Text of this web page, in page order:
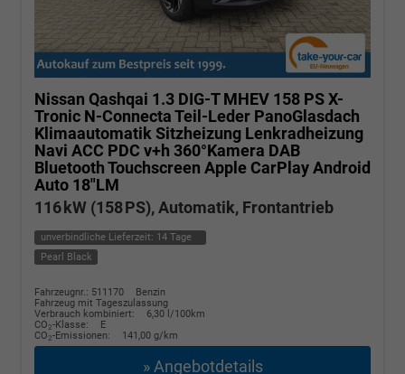
Nissan Qashqai 1.3 DIG-T MHEV 158 PS X-
Tronic N-Connecta Teil-Leder PanoGlasdach
Klimaautomatik Sitzheizung Lenkradheizung
Navi ACC PDC v+h 360°Kamera DAB
Bluetooth Touchscreen Apple CarPlay Android
Auto 18"LM
116 kW (158 PS), Automatik, Frontantrieb
unverbindliche Lieferzeit: 14 Tage
Pearl Black
Fahrzeugnr.: 511170
Benzin
Fahrzeug mit Tageszulassung
Verbrauch kombiniert:
6,30 l/100km
CO2-Klasse:
E
CO2-Emissionen: 141,00 g/km
» Angebotdetails